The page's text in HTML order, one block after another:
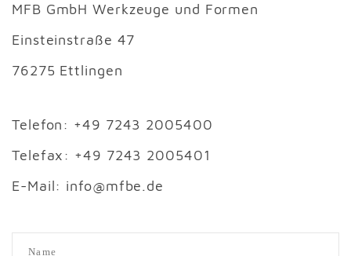
MFB GmbH Werkzeuge und Formen
Einsteinstraße 47
76275 Ettlingen
Telefon: +49 7243 2005400
Telefax: +49 7243 2005401
E-Mail: info@mfbe.de